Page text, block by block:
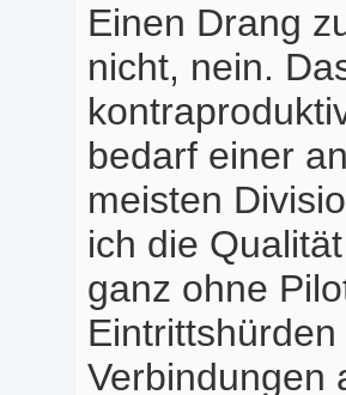
Einen Drang
nicht, nein.
bedarf einer
meisten
ich die
ganz ohne
Verbindungen